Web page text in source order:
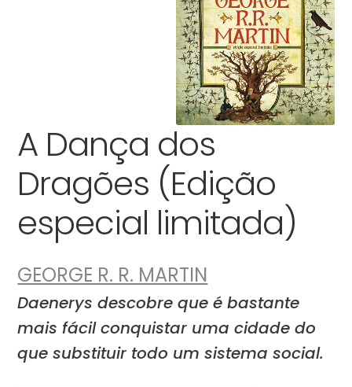
A Dança dos
Dragões (Edição
especial limitada)
GEORGE R. R. MARTIN
Daenerys descobre que é bastante
mais fácil conquistar uma cidade do
que substituir todo um sistema social.